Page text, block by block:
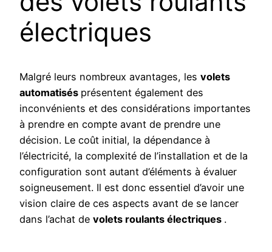
électriques
Malgré leurs nombreux avantages, les volets
automatisés présentent également des
inconvénients et des considérations importantes
à prendre en compte avant de prendre une
décision. Le coût initial, la dépendance à
l’électricité, la complexité de l’installation et de la
configuration sont autant d’éléments à évaluer
soigneusement. Il est donc essentiel d’avoir une
vision claire de ces aspects avant de se lancer
dans l’achat de volets roulants électriques .